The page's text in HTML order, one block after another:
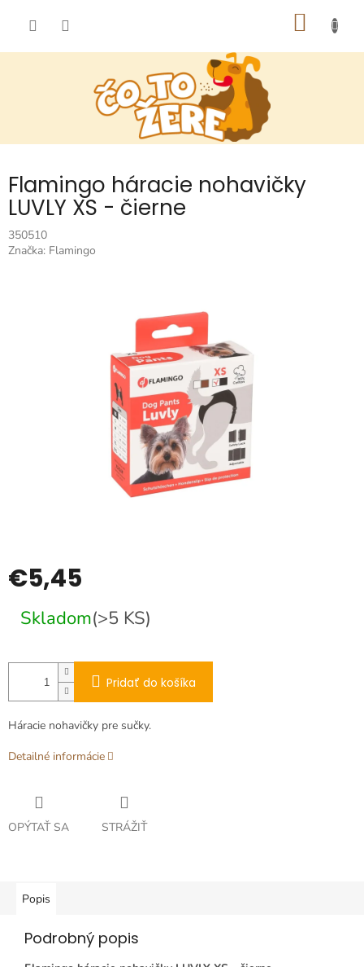
Flamingo háracie nohavičky
LUVLY XS - čierne
350510
Značka: Flamingo
€5,45
cena:
Skladom(>5 KS)
Pridať do košíka
Háracie nohavičky pre sučky.
Detailné informácie
OPÝTAŤ SA STRÁŽIŤ
Popis
Podrobný popis